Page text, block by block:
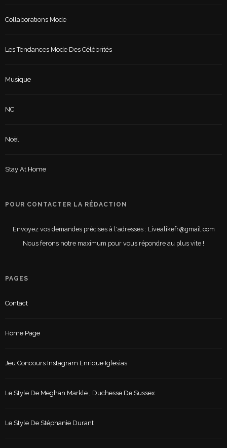
Collaborations Mode
Les Tendances Mode Des Célébrités
Musique
NC
Noël
Stay At Home
POUR CONTACTER LA RÉDACTION
Envoyez vos demandes précises à l'adresses : Livealikefr@gmail.com
Nous ferons notre maximum pour vous répondre au plus vite !
PAGES
Contact
Home Page
Jeu Concours Instagram Enrique Iglesias
Le Style De Meghan Markle , Duchesse De Sussex
Le Style De Stéphanie Durant